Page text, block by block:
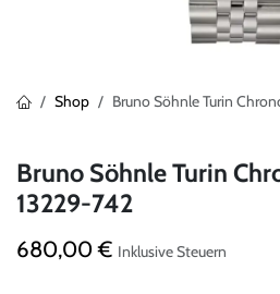
Shop Bruno Söhnle Turin
Bruno Söhnle Turin
13229-742
680,00€ Inklusive Steuern